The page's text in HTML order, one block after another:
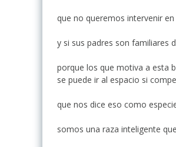
que no queremos intervenir
y si sus padres son familiares
porque los que motiva a esta
se puede ir al espacio si
que nos dice eso como
somos una raza inteligente